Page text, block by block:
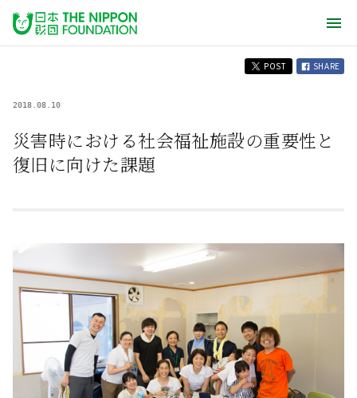
POST SHARE
2018.08.10
災害時における社会福祉施設の重要性と
復旧に向けた課題